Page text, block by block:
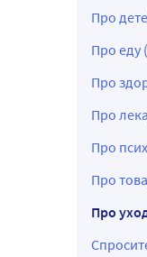
Про
Про еду
Про
Про
Про
Про
Про